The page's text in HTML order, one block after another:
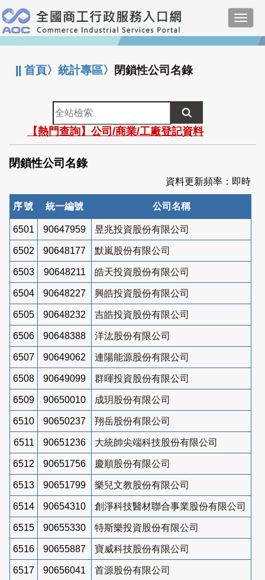
跳
到
主
要
:::
||首頁〉統計專區〉 閉鎖性公司名錄
全
站
檢
索
【熱門查詢】公司/商業/工廠登記資料
閉鎖性公司名錄
資料更新頻率：即時
序號 統一編號 公司名稱
6501 90647959 昱兆投資股份有限公司
6502 90648177 默嵐股份有限公司
6503 90648211 皓天投資股份有限公司
6504 90648227 興皓投資股份有限公司
6505 90648232 吉皓投資股份有限公司
6506 90648388 洋汯股份有限公司
6507 90649062 連陽能源股份有限公司
6508 90649099 群暉投資股份有限公司
6509 90650010 成玥股份有限公司
6510 90650237 翔岳股份有限公司
6511 90651236 大統帥尖端科技股份有限公司
6512 90651756 慶順股份有限公司
6513 90651799 樂兒文教股份有限公司
6514 90654310 創淨科技醫材聯合事業股份有限公司
6515 90655330 特斯樂投資股份有限公司
6516 90655887 寶威科技股份有限公司
6517 90656041 首源股份有限公司